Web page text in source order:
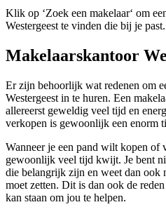
Klik op ‘Zoek een makelaar‘ om
Westergeest te vinden die bij je past.
Makelaarskantoor
Er zijn behoorlijk wat redenen om
Westergeest in te huren. Een
allereerst geweldig veel tijd en
verkopen is gewoonlijk een enorm
Wanneer je een pand wilt kopen of
gewoonlijk veel tijd kwijt. Je bent
die belangrijk zijn en weet dan ook
moet zetten. Dit is dan ook de
kan staan om jou te helpen.